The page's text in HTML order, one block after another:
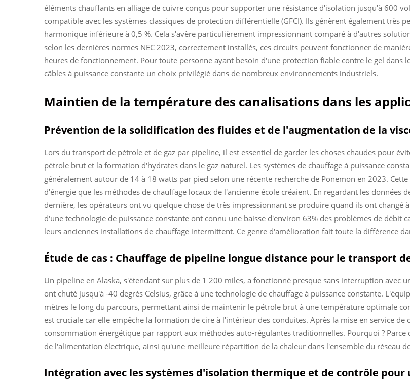
éléments chauffants en alliage de cuivre conçus pour supporter une résistance d'isolation jusqu'à 600
compatible avec les systèmes classiques de protection différentielle (GFCI). Ils génèrent également très
harmonique inférieure à 0,5 %. Cela s'avère particulièrement impressionnant comparé à d'autres
selon les dernières normes NEC 2023, correctement installés, ces circuits peuvent fonctionner de
heures de fonctionnement. Pour toute personne ayant besoin d'une protection fiable contre le gel dans
câbles à puissance constante un choix privilégié dans de nombreux environnements industriels.
Maintien de la température des canalisations dans les
Prévention de la solidification des fluides et de l'augmentation de la
Lors du transport de pétrole et de gaz par pipeline, il est essentiel de garder les choses chaudes pour
pétrole brut et la formation d'hydrates dans le gaz naturel. Les systèmes de chauffage à puissance
généralement autour de 14 à 18 watts par pied selon une récente recherche de Ponemon en 2023.
d'énergie que les méthodes de chauffage locaux de l'ancienne école créaient. En regardant les
dernière, les opérateurs ont vu quelque chose de très impressionnant se produire quand ils ont changé
d'une technologie de puissance constante ont connu une baisse d'environ 63% des problèmes de débit
leurs anciennes installations de chauffage intermittent. Ce genre d'amélioration fait toute la différence
Étude de cas : Chauffage de pipeline longue distance pour le transport
Un pipeline en Alaska, s'étendant sur plus de 1 200 miles, a fonctionné presque sans interruption avec
ont chuté jusqu'à -40 degrés Celsius, grâce à une technologie de chauffage à puissance constante.
mètres le long du parcours, permettant ainsi de maintenir le pétrole brut à une température optimale
est cruciale car elle empêche la formation de cire à l'intérieur des conduites. Après la mise en service de
consommation énergétique par rapport aux méthodes auto-régulantes traditionnelles. Pourquoi ?
de l'alimentation électrique, ainsi qu'une meilleure répartition de la chaleur dans l'ensemble du réseau
Intégration avec les systèmes d'isolation thermique et de contrôle